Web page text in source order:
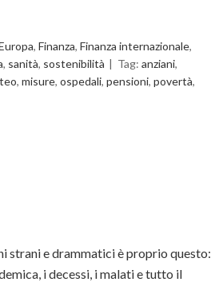
, Finanza, Finanza internazionale,
, sanità, sostenibilità Tag: anziani,
, misure, ospedali, pensioni, povertà,
strani e drammatici è proprio questo:
i decessi, i malati e tutto il